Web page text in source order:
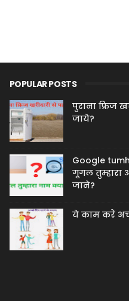
POPULAR POSTS
पुराना फ्रिज
जाये?
Google
गूगल तुम्हारा
जाने?
ये काम करें